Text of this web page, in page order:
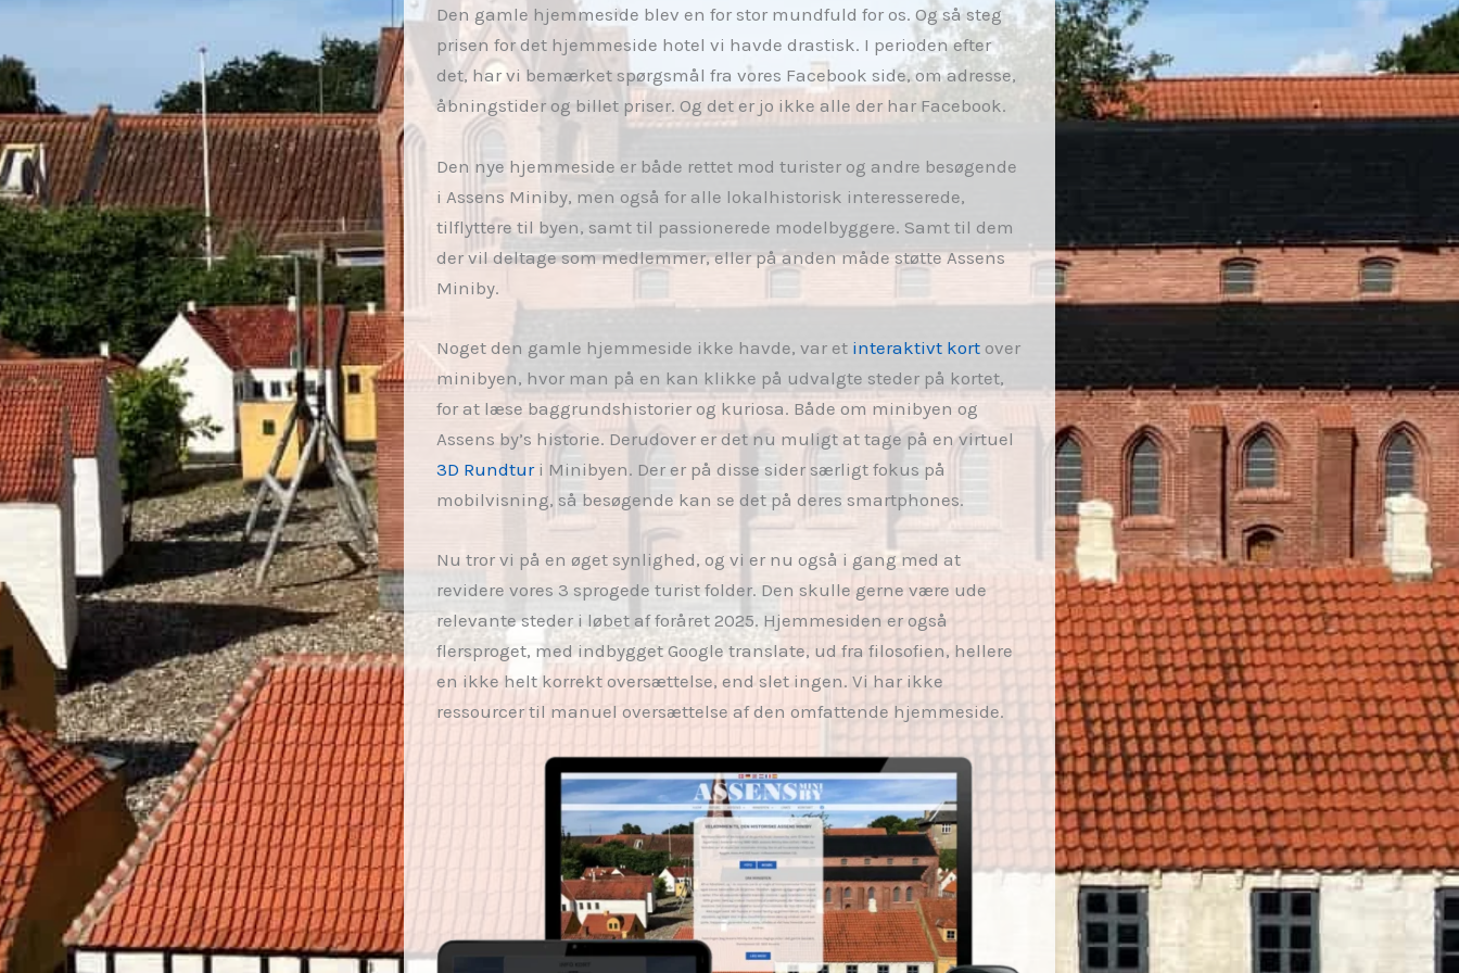
Den gamle hjemmeside blev en for stor mundfuld for os. Og så steg
prisen for det hjemmeside hotel vi havde drastisk. I perioden efter
det, har vi bemærket spørgsmål fra vores Facebook side, om adresse,
åbningstider og billet priser. Og det er jo ikke alle der har Facebook.
Den nye hjemmeside er både rettet mod turister og andre besøgende
i Assens Miniby, men også for alle lokalhistorisk interesserede,
tilflyttere til byen, samt til passionerede modelbyggere. Samt til dem
der vil deltage som medlemmer, eller på anden måde støtte Assens
Miniby.
Noget den gamle hjemmeside ikke havde, var et interaktivt kort over
minibyen, hvor man på en kan klikke på udvalgte steder på kortet,
for at læse baggrundshistorier og kuriosa. Både om minibyen og
Assens by’s historie. Derudover er det nu muligt at tage på en virtuel
3D Rundturi Minibyen. Der er på disse sider særligt fokus på
mobilvisning, så besøgende kan se det på deres smartphones.
Nu tror vi på en øget synlighed, og vi er nu også i gang med at
revidere vores 3 sprogede turist folder. Den skulle gerne være ude
relevante steder i løbet af foråret 2025. Hjemmesiden er også
flersproget, med indbygget Google translate, ud fra filosofien, hellere
en ikke helt korrekt oversættelse, end slet ingen. Vi har ikke
ressourcer til manuel oversættelse af den omfattende hjemmeside.